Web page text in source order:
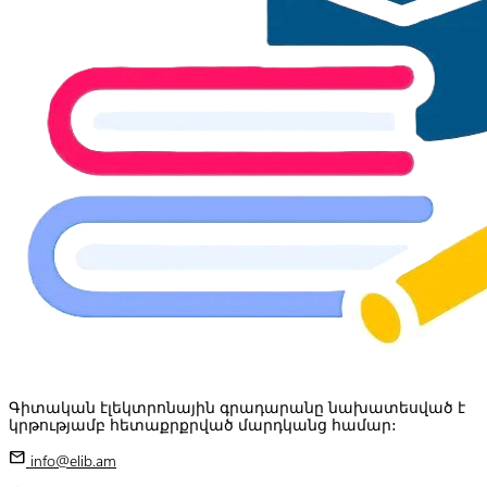
Գիտական էլեկտրոնային գրադարանը նախատեսված է
կրթությամբ հետաքրքրված մարդկանց համար:
mail info@elib.am